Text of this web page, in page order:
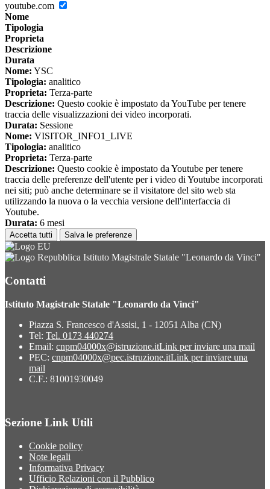
youtube.com
Nome
Tipologia
Proprieta
Descrizione
Durata
Nome: YSC
Tipologia: analitico
Proprieta: Terza-parte
Descrizione: Questo cookie è impostato da YouTube per tenere
traccia delle visualizzazioni dei video incorporati.
Durata: Sessione
Nome: VISITOR_INFO1_LIVE
Tipologia: analitico
Proprieta: Terza-parte
Descrizione: Questo cookie è impostato da Youtube per tenere
traccia delle preferenze dell'utente per i video di Youtube incorporati
nei siti; può anche determinare se il visitatore del sito web sta
utilizzando la nuova o la vecchia versione dell'interfaccia di
Youtube.
Durata: 6 mesi
Accetta tutti Salva le preferenze
Istituto Magistrale Statale "Leonardo da Vinci"
Contatti
Istituto Magistrale Statale "Leonardo da Vinci"
Piazza S. Francesco d'Assisi, 1 - 12051 Alba (CN)
Tel: Tel. 0173 440274
Email: cnpm04000x@istruzione.itLink per inviare una mail
PEC: cnpm04000x@pec.istruzione.itLink per inviare una
mail
C.F.: 81001930049
Sezione Link Utili
Cookie policy
Note legali
Informativa Privacy
Ufficio Relazioni con il Pubblico